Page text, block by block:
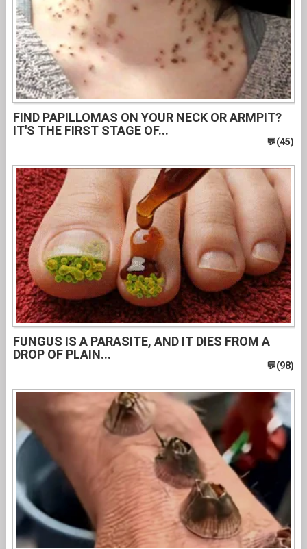
FIND PAPILLOMAS ON YOUR NECK OR ARMPIT?
IT'S THE FIRST STAGE OF...
FUNGUS IS A PARASITE, AND IT DIES FROM A
DROP OF PLAIN...